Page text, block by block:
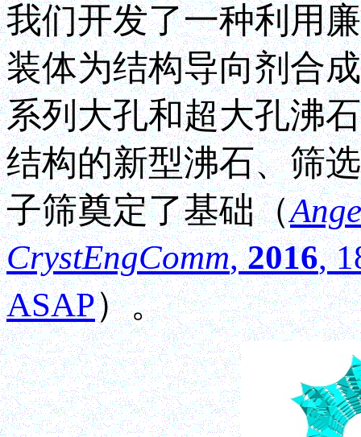
我们开发了一种利用
装体为结构导向剂合
系列大孔和超大孔沸
结构的新型沸石、筛
子筛奠定了基础（
CrystEngComm,2016,
ASAP）。